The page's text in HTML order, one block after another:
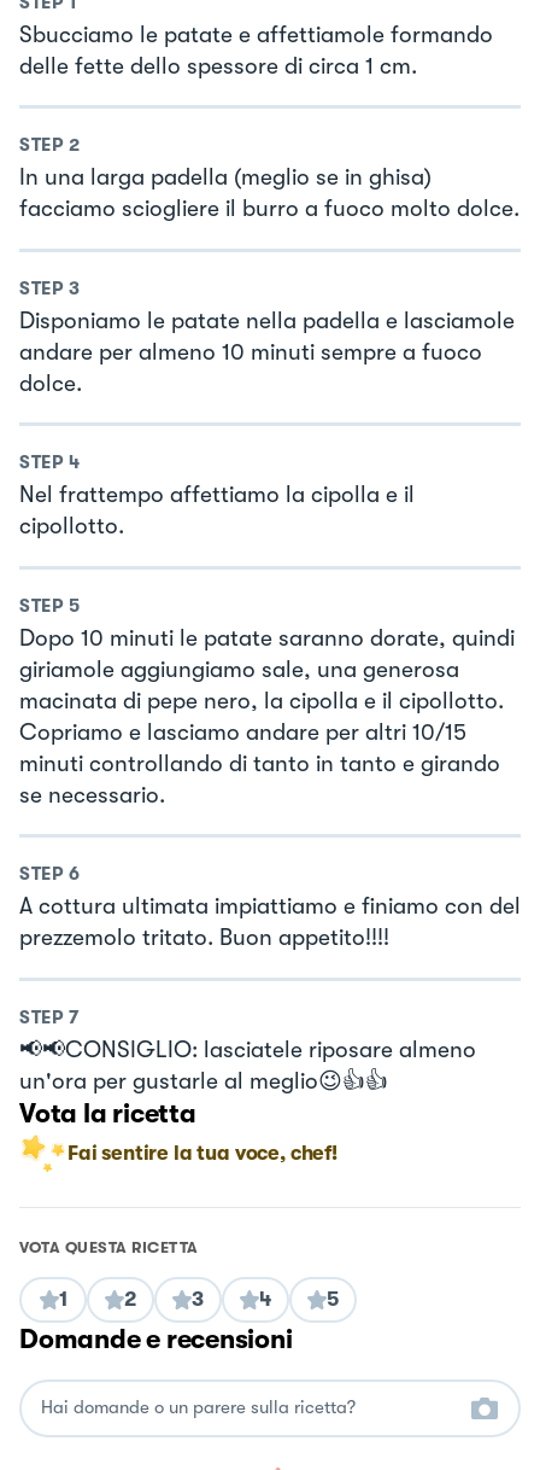
Sbucciamo le patate e affettiamole formando
delle fette dello spessore di circa 1 cm.
STEP 2
In una larga padella (meglio se in ghisa)
facciamo sciogliere il burro a fuoco molto dolce.
STEP 3
Disponiamo le patate nella padella e lasciamole
andare per almeno 10 minuti sempre a fuoco
dolce.
STEP 4
Nel frattempo affettiamo la cipolla e il
cipollotto.
STEP 5
Dopo 10 minuti le patate saranno dorate, quindi
giriamole aggiungiamo sale, una generosa
macinata di pepe nero, la cipolla e il cipollotto.
Copriamo e lasciamo andare per altri 10/15
minuti controllando di tanto in tanto e girando
se necessario.
STEP 6
A cottura ultimata impiattiamo e finiamo con del
prezzemolo tritato. Buon appetito!!!!
STEP 7
📢📢CONSIGLIO: lasciatele riposare almeno
un'ora per gustarle al meglio😉👍👍
Vota la ricetta
Fai sentire la tua voce, chef!
VOTA QUESTA RICETTA
1 2 3 4 5
Domande e recensioni